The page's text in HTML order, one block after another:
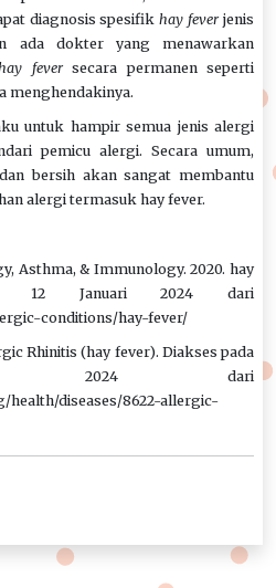
diagnosis spesifikhay feverjenis
ada dokter yang menawarkan
feversecara permanen seperti
menghendakinya.
untuk hampir semua jenis alergi
pemicu alergi. Secara umum,
bersih akan sangat membantu
alergi termasuk hay fever.
Asthma, & Immunology. 2020. hay
12 Januari 2024 dari
conditions/hay-fever/
Rhinitis (hay fever). Diakses pada
2024 dari
health/diseases/8622-allergic-